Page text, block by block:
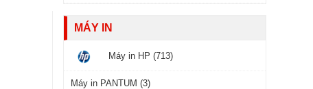
MÁY IN
Máy in HP (713)
Máy in PANTUM (3)